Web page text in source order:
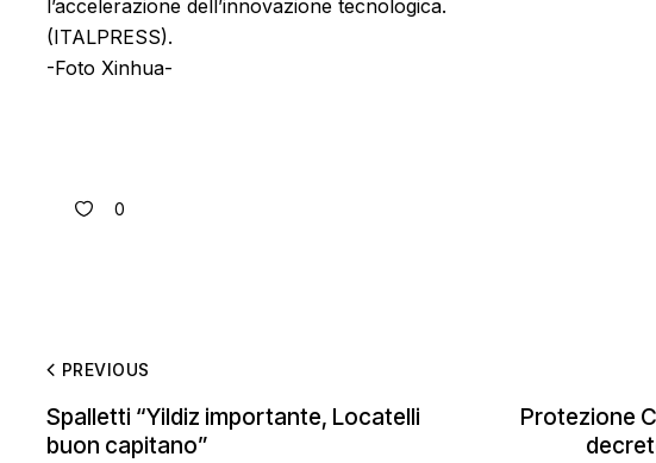
l’accelerazione dell’innovazione tecnologica.
(ITALPRESS).
-Foto Xinhua-
0
PREVIOUS
Spalletti “Yildiz importante, Locatelli
buon capitano”
Protezione